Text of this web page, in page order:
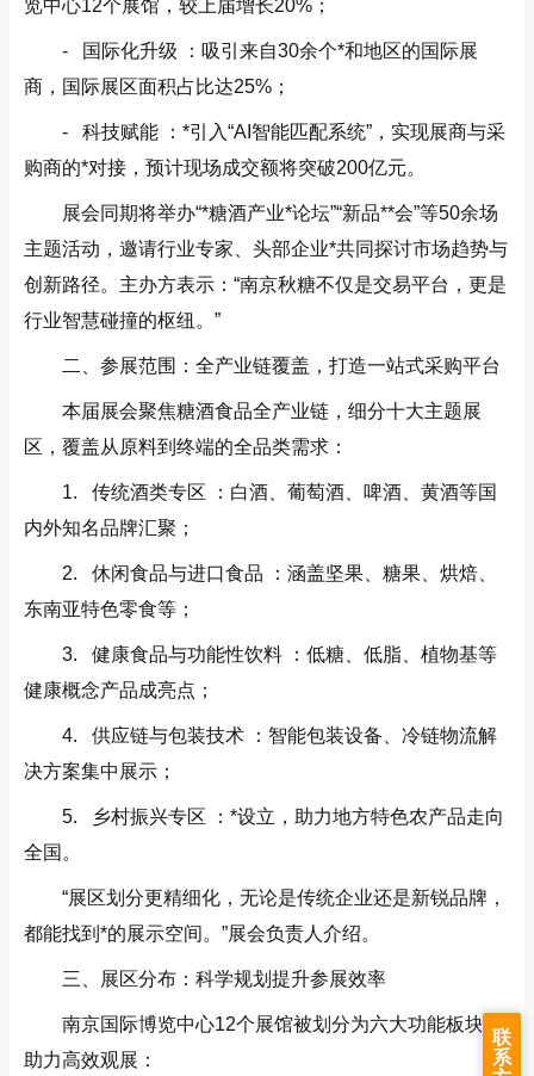
览中心12个展馆，较上届增长20%；
- 国际化升级 ：吸引来自30余个*和地区的国际展
商，国际展区面积占比达25%；
- 科技赋能 ：*引入“AI智能匹配系统”，实现展商与采
购商的*对接，预计现场成交额将突破200亿元。
展会同期将举办“*糖酒产业*论坛”“新品**会”等50余场
主题活动，邀请行业专家、头部企业*共同探讨市场趋势与
创新路径。主办方表示：“南京秋糖不仅是交易平台，更是
行业智慧碰撞的枢纽。”
二、参展范围：全产业链覆盖，打造一站式采购平台
本届展会聚焦糖酒食品全产业链，细分十大主题展
区，覆盖从原料到终端的全品类需求：
1. 传统酒类专区 ：白酒、葡萄酒、啤酒、黄酒等国
内外知名品牌汇聚；
2. 休闲食品与进口食品 ：涵盖坚果、糖果、烘焙、
东南亚特色零食等；
3. 健康食品与功能性饮料 ：低糖、低脂、植物基等
健康概念产品成亮点；
4. 供应链与包装技术 ：智能包装设备、冷链物流解
决方案集中展示；
5. 乡村振兴专区 ：*设立，助力地方特色农产品走向
全国。
“展区划分更精细化，无论是传统企业还是新锐品牌，
都能找到*的展示空间。”展会负责人介绍。
三、展区分布：科学规划提升参展效率
南京国际博览中心12个展馆被划分为六大功能板块，
助力高效观展：
联
系